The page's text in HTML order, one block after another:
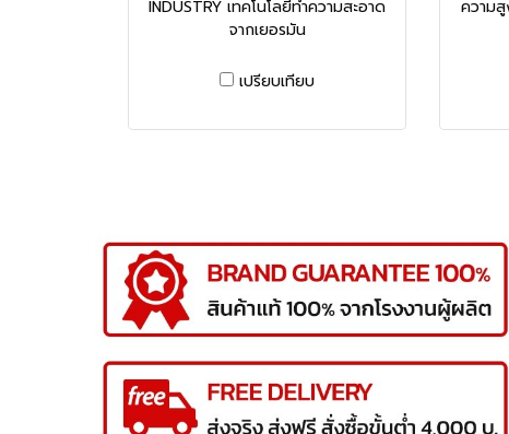
INDUSTRY เทคโนโลยีทำความสะอาด
จากเยอรมัน
เปรียบเทียบ
ความ